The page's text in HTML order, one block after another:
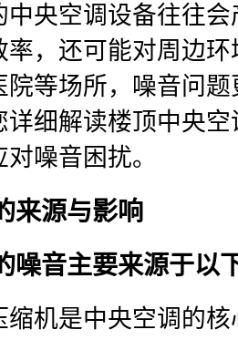
中央空调设备往往
率，还可能对周边
院等场所，噪音问
详细解读楼顶中央
噪音困扰。
来源与影响
噪音主要来源于以
缩机是中央空调的